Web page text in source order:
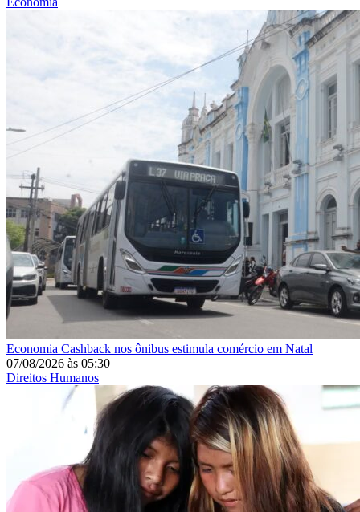
Economia Cashback nos ônibus estimula comércio em Natal
07/08/2026 às 05:30
Direitos Humanos